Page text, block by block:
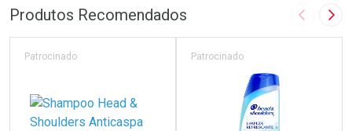
Produtos Recomendados Imagem
Patrocinado Patrocinado